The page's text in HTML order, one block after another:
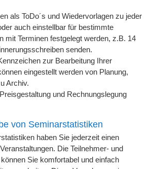
als ToDo´s und Wiedervorlagen zu jeder
auch einstellbar für bestimmte
mit Terminen festgelegt werden, z.B. 14
senden.
zur Bearbeitung Ihrer
eingestellt werden von Planung,
Archiv.
und Rechnungslegung
von Seminarstatistiken
haben Sie jederzeit einen
Die Teilnehmer- und
Sie komfortabel und einfach